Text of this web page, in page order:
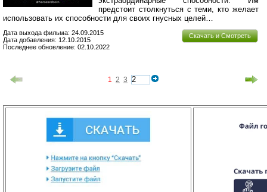
предстоит столкнуться с теми, кто желает
использовать их способности для своих гнусных целей…
Скачать и Смотреть
Дата выхода фильма: 24.09.2015
Дата добавления: 12.10.2015
Последнее обновление: 02.10.2022
1 2 3